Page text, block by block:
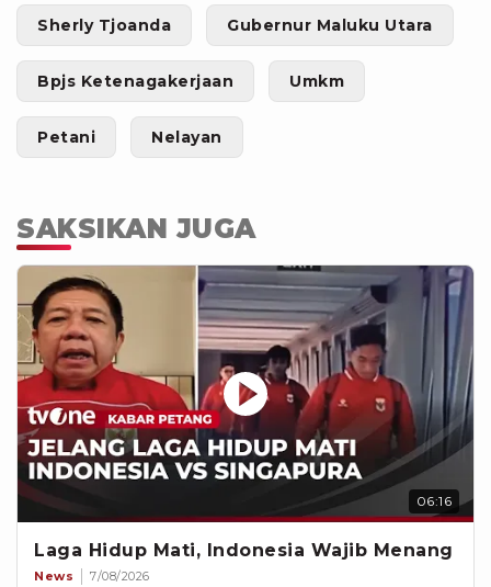
Sherly Tjoanda Gubernur Maluku Utara
Bpjs Ketenagakerjaan Umkm
Petani Nelayan
SAKSIKAN JUGA
06:16
Laga Hidup Mati, Indonesia Wajib Menang
News 7/08/2026